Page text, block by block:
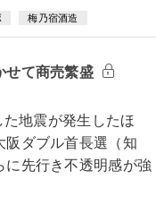
梅乃宿酒造
て商売繁盛
地震が発生したほ
阪ダブル首長選（知
に先行き不透明感が強